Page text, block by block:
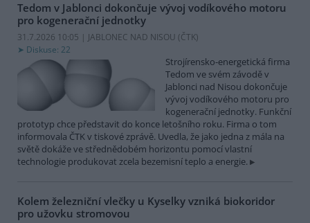
Tedom v Jablonci dokončuje vývoj vodíkového motoru
pro kogenerační jednotky
31.7.2026 10:05 | JABLONEC NAD NISOU (ČTK)
Diskuse: 22
Strojírensko-energetická firma
Tedom ve svém závodě v
Jablonci nad Nisou dokončuje
vývoj vodíkového motoru pro
kogenerační jednotky. Funkční
prototyp chce představit do konce letošního roku. Firma o tom
informovala ČTK v tiskové zprávě. Uvedla, že jako jedna z mála na
světě dokáže ve střednědobém horizontu pomocí vlastní
technologie produkovat zcela bezemisní teplo a energie.
Kolem železniční vlečky u Kyselky vzniká biokoridor
pro užovku stromovou